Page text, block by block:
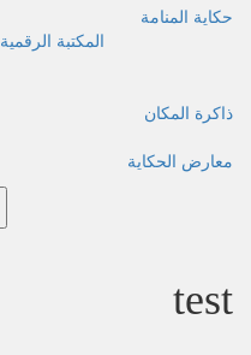
حكاية المنامة
المكتبة الرقمية
ذاكرة المكان
معارض الحكاية
test